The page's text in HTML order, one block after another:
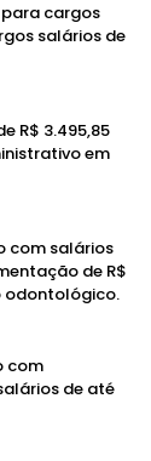
para cargos
salários de
R$ 3.495,85
em
com salários
de R$
odontológico.
com
de até